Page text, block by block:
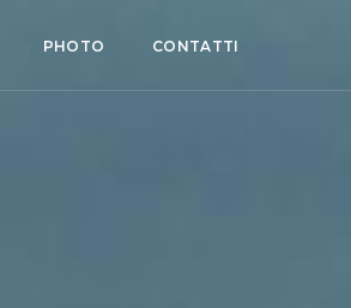
PHOTO CONTATTI